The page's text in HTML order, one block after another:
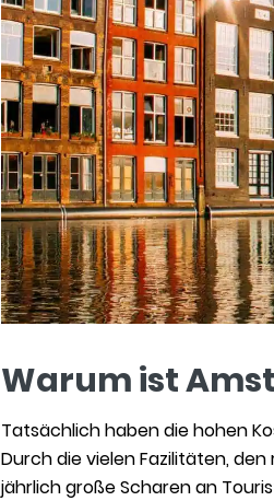
Warum ist
Tatsächlich haben die hohen
Durch die vielen Fazilitäten,
jährlich große Scharen an